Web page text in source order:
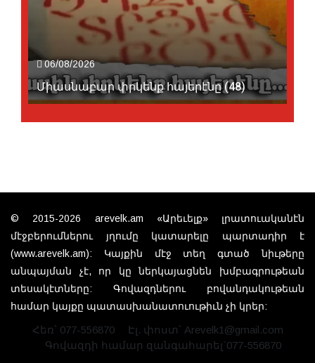
06/08/2026
Միասնաբար փրկենք հայերէնը (48)
© 2015-2026 arevelk.am «Արեւելք» լրատուականէն
մէջբերումներու յղումը կատարելը պարտադիր է
(www.arevelk.am): Կայքին մէջ տեղ գտած նիւթերը
անպայման չէ, որ կը ներկայացնեն խմբագրութեան
տեսակէտները: Գովազդներու բովանդակութեան
համար կայքը պատասխանատուութիւն չի կրեր:
Հեռ՝ 077-556870
Էլ. փոստ՝ Arevelk1@gmail.com
Գովազդի համար զանգահարել`077-556870